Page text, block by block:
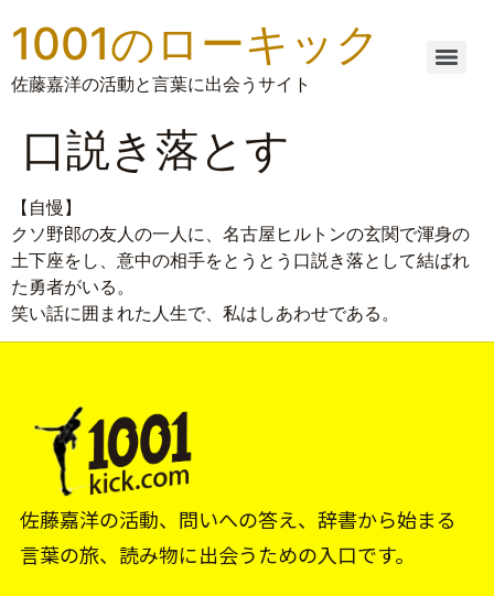
1001のローキック
佐藤嘉洋の活動と言葉に出会うサイト
口説き落とす
【自慢】
クソ野郎の友人の一人に、名古屋ヒルトンの玄関で渾身の
土下座をし、意中の相手をとうとう口説き落として結ばれ
た勇者がいる。
笑い話に囲まれた人生で、私はしあわせである。
佐藤嘉洋の活動、問いへの答え、辞書から始まる
言葉の旅、読み物に出会うための入口です。